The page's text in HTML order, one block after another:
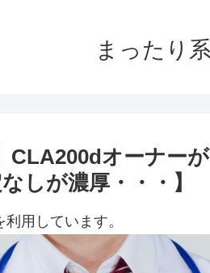
まったり
CLA200dオーナー
しが濃厚・・・】
用しています。